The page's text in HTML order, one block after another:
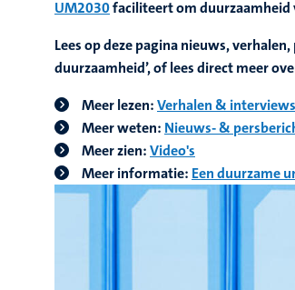
UM2030faciliteert om duurzaamheid
Lees op deze pagina nieuws,
duurzaamheid’, of lees direct meer
Meer lezen:Verhalen & interviews
Meer weten: Nieuws- &
Meer zien:Video's
Meer informatie: Een duurzame